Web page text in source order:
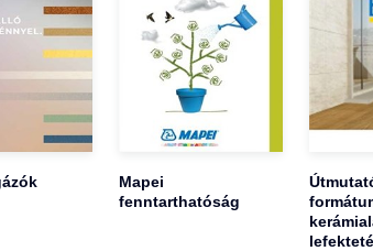
Mapei
fenntarthatóság